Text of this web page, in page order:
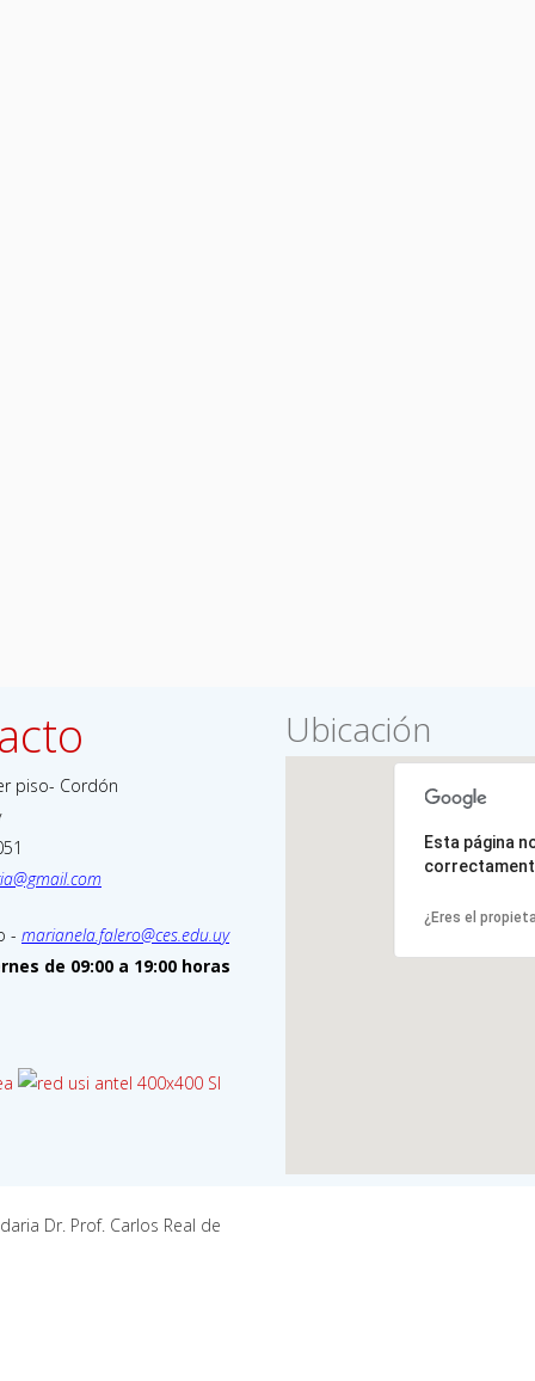
piso- Cordón
- marianela.falero@ces.edu.uy
de 09:00 a 19:00 horas
Ubicación
Esta página
¿Eres el
Dr. Prof. Carlos Real de